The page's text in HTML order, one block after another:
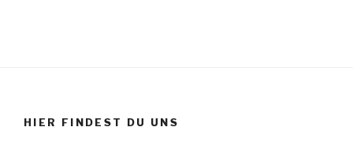
HIER FINDEST DU UNS